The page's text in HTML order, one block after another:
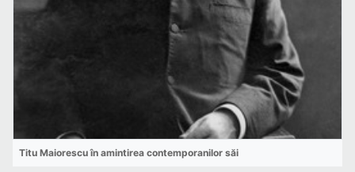
Titu Maiorescu în amintirea contemporanilor săi